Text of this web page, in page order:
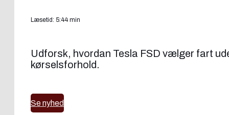
Læsetid: 5:44 min
Udforsk, hvordan Tesla FSD vælger fart
kørselsforhold.
Se nyhed